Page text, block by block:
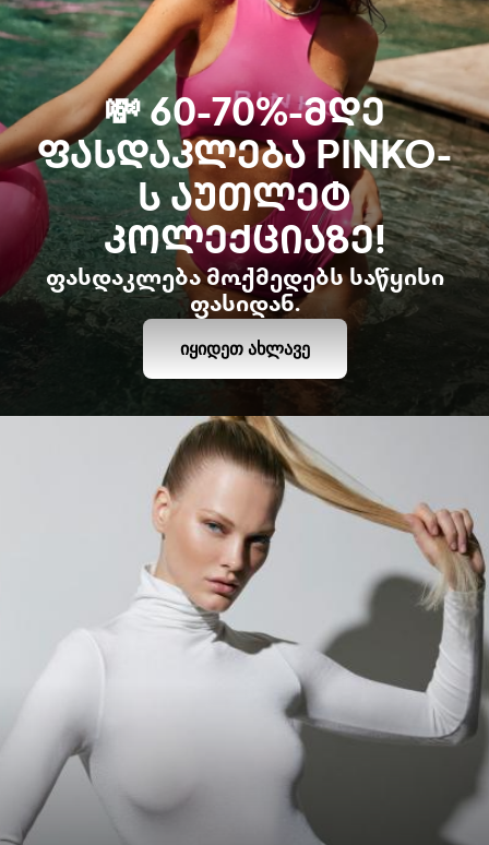
💸 60-70%-ᲛᲓᲔ
ᲤᲐᲡᲓᲐᲙᲚᲔᲑᲐ PINKO-
Ს ᲐᲣᲗᲚᲔᲢ
ᲙᲝᲚᲔᲥᲪᲘᲐᲖᲔ!
ფასდაკლება მოქმედებს საწყისი
ფასიდან.
ᲘᲧᲘᲓᲔᲗ ᲐᲮᲚᲐᲕᲔ